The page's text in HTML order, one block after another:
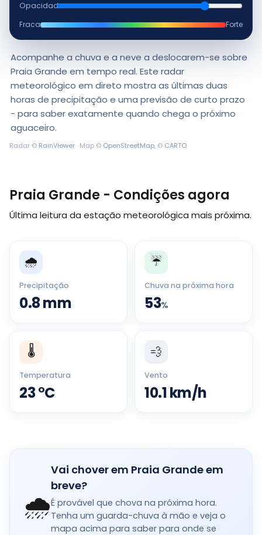
Opacidade
Fraca
Forte
Acompanhe a chuva e a neve a deslocarem-se sobre
Praia Grande em tempo real. Este radar
meteorológico em direto mostra as últimas duas
horas de precipitação e uma previsão de curto prazo
- para saber exatamente quando chega o próximo
aguaceiro.
Radar © RainViewer· Map © OpenStreetMap, © CARTO
Praia Grande - Condições agora
Última leitura da estação meteorológica mais próxima.
🌧️
Precipitação
0.8mm
☔
Chuva na próxima hora
53%
🌡️
Temperatura
23°C
💨
Vento
10.1km/h
🌧️
Vai chover em Praia Grande em
breve?
É provável que chova na próxima hora.
Tenha um guarda-chuva à mão e veja o
mapa acima para saber para onde se